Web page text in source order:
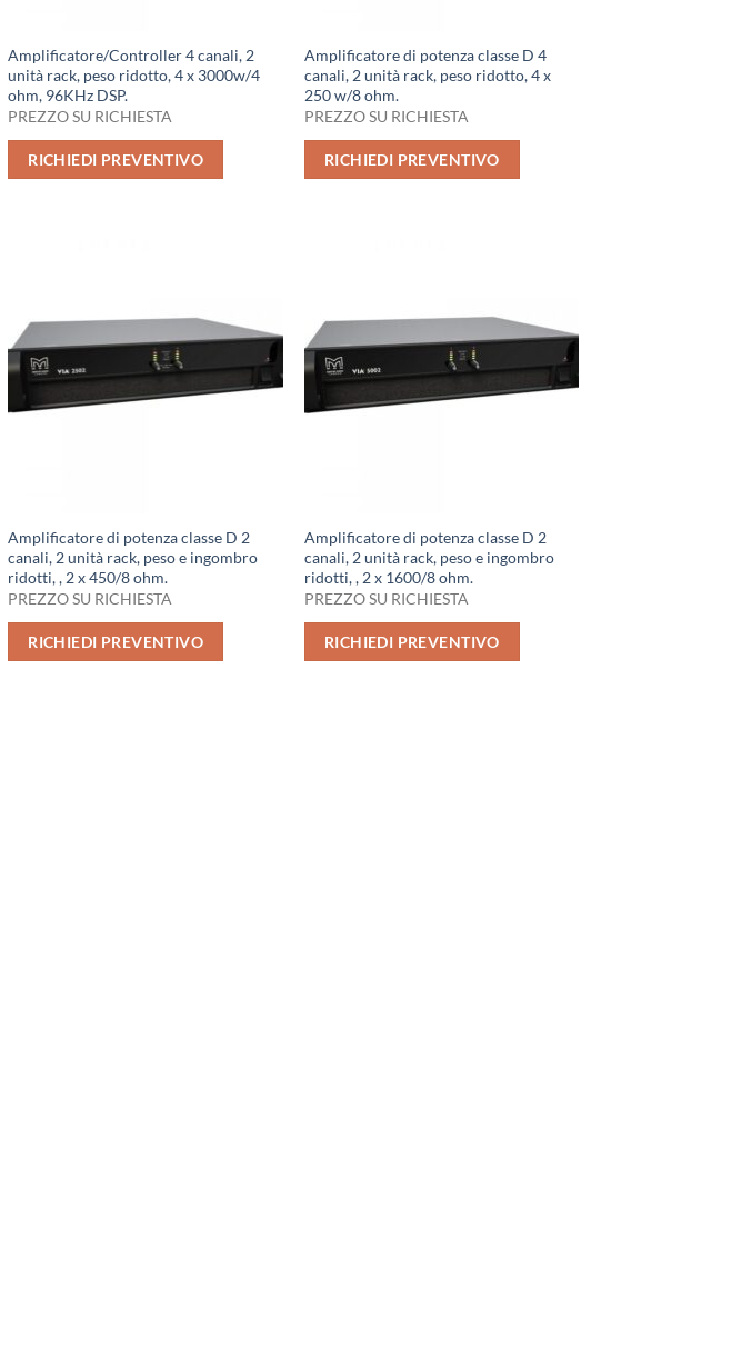
Amplificatore/Controller 4 canali, 2
unità rack, peso ridotto, 4 x 3000w/4
ohm, 96KHz DSP.
PREZZO SU RICHIESTA
RICHIEDI PREVENTIVO
Amplificatore di potenza classe D 4
canali, 2 unità rack, peso ridotto, 4 x
250 w/8 ohm.
PREZZO SU RICHIESTA
RICHIEDI PREVENTIVO
Amplificatore di potenza classe D 2
canali, 2 unità rack, peso e ingombro
ridotti, , 2 x 450/8 ohm.
PREZZO SU RICHIESTA
RICHIEDI PREVENTIVO
Amplificatore di potenza classe D 2
canali, 2 unità rack, peso e ingombro
ridotti, , 2 x 1600/8 ohm.
PREZZO SU RICHIESTA
RICHIEDI PREVENTIVO